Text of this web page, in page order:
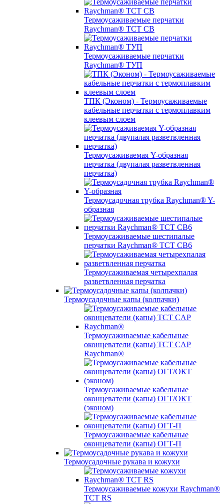
Термоусаживаемые перчатки
Raychman® TCT CB
Термоусаживаемые перчатки
Raychman® ТУП
ТПК (Эконом) - Термоусаживаемые
кабельные перчатки с термоплавким
клеевым слоем
Термоусаживаемая Y-образная
перчатка (двупалая разветвленная
перчатка)
Термоусадочная трубка Raychman® Y-
образная
Термоусаживаемые шестипалые
перчатки Raychman® ТСТ СВ6
Термоусаживаемая четырехпалая
разветвленная перчатка
Термоусадочные капы (колпачки)
Термоусаживаемые кабельные
оконцеватели (капы) ТCT CAP
Raychman®
Термоусаживаемые кабельные
оконцеватели (капы) ОГТ/ОКТ
(эконом)
Термоусаживаемые кабельные
оконцеватели (капы) ОГТ-П
Термоусадочные рукава и кожухи
Термоусаживаемые кожухи Raychman®
TCT RS